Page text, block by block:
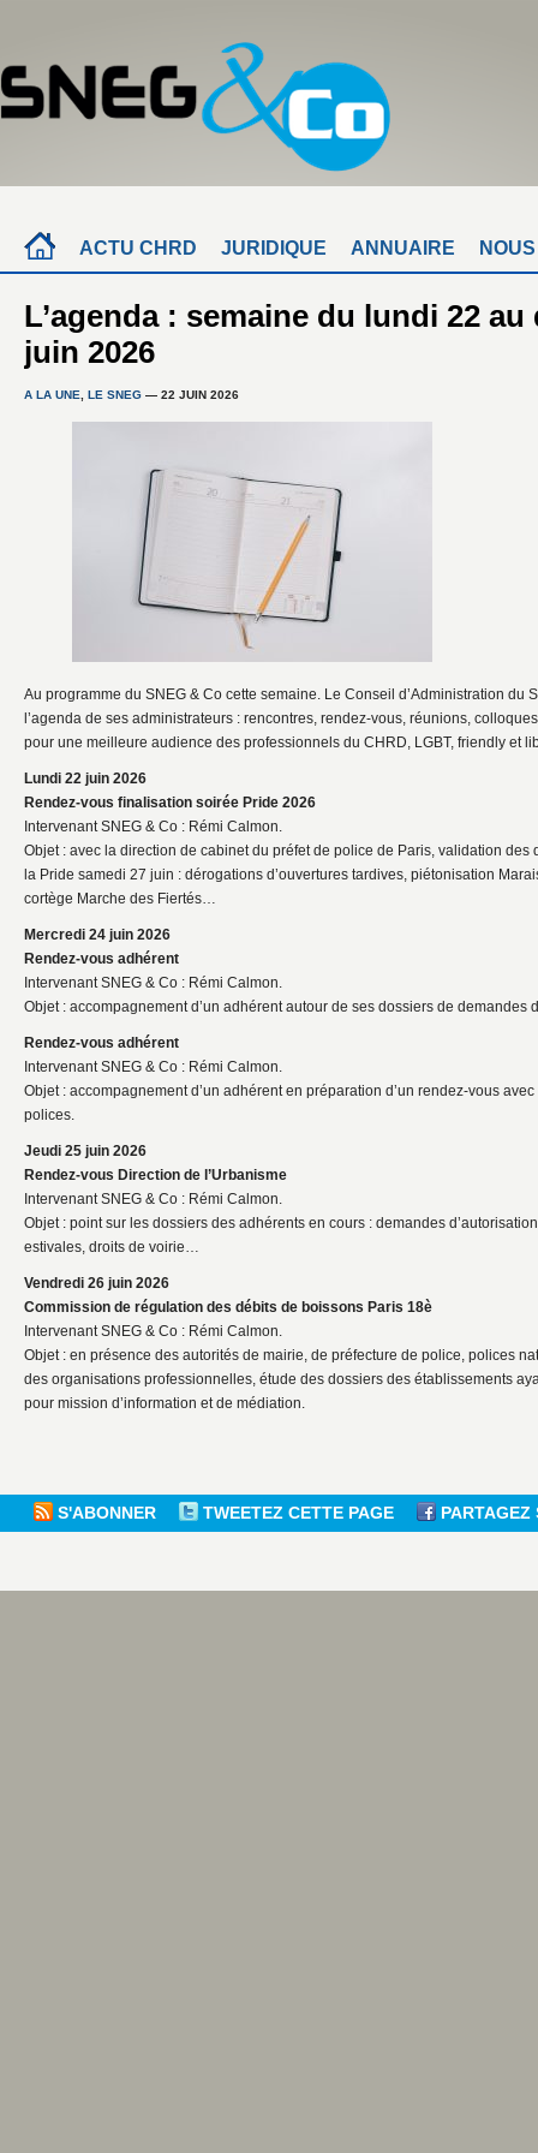
ACTU CHRD JURIDIQUE ANNUAIRE
L’agenda : semaine du lundi 22 au
juin 2026
A LA UNE LE SNEG — 22 JUIN 2026
Au programme du SNEG & Co cette semaine. Le Conseil d’Administration du
l’agenda de ses administrateurs : rencontres, rendez-vous, réunions,
pour une meilleure audience des professionnels du CHRD, LGBT, friendly et
Lundi 22 juin 2026
Rendez-vous finalisation soirée Pride 2026
Intervenant SNEG & Co : Rémi Calmon.
Objet : avec la direction de cabinet du préfet de police de Paris, validation des
la Pride samedi 27 juin : dérogations d’ouvertures tardives, piétonisation
cortège Marche des Fiertés…
Mercredi 24 juin 2026
Rendez-vous adhérent
Intervenant SNEG & Co : Rémi Calmon.
Objet : accompagnement d’un adhérent autour de ses dossiers de demandes
Rendez-vous adhérent
Intervenant SNEG & Co : Rémi Calmon.
Objet : accompagnement d’un adhérent en préparation d’un rendez-vous
polices.
Jeudi 25 juin 2026
Rendez-vous Direction de l’Urbanisme
Intervenant SNEG & Co : Rémi Calmon.
Objet : point sur les dossiers des adhérents en cours : demandes
estivales, droits de voirie…
Vendredi 26 juin 2026
Commission de régulation des débits de boissons Paris 18è
Intervenant SNEG & Co : Rémi Calmon.
Objet : en présence des autorités de mairie, de préfecture de police, polices
des organisations professionnelles, étude des dossiers des établissements
pour mission d’information et de médiation.
S'ABONNER TWEETEZ CETTE PAGE PARTAGEZ